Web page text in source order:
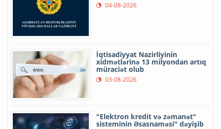
04-08-2026
İqtisadiyyat Nazirliyinin
xidmətlərinə 13 milyondan artıq
müraciət olub
03-08-2026
"Elektron kredit və zəmanət"
sisteminin Əsasnaməsi" dəyişib